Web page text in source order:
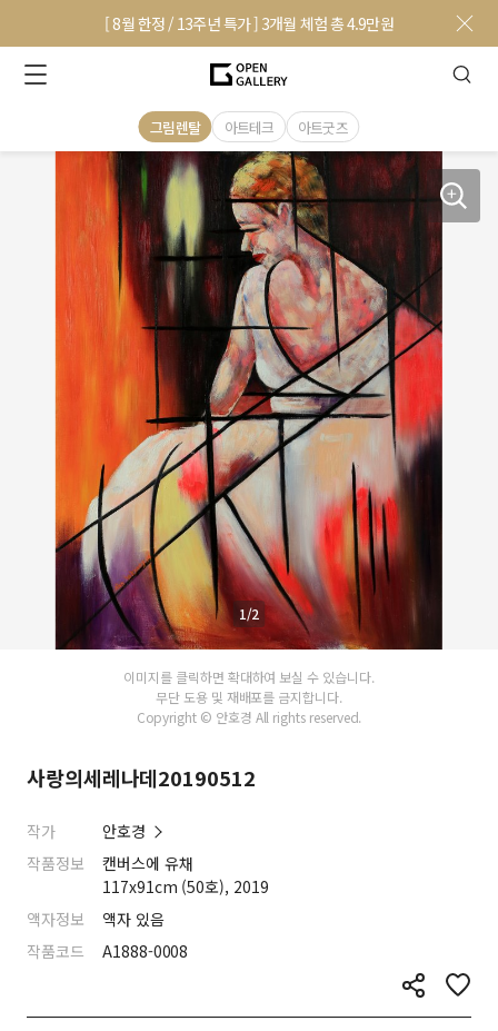
[ 8월 한정 / 13주년 특가 ] 3개월 체험 총 4.9만원
그림렌탈 아트테크 아트굿즈
1/2
이미지를 클릭하면 확대하여 보실 수 있습니다.
무단 도용 및 재배포를 금지합니다.
Copyright © 안호경 All rights reserved.
사랑의세레나데20190512
작가
안호경
작품정보
캔버스에 유채
117x91cm (50호), 2019
액자정보
액자 있음
작품코드
A1888-0008